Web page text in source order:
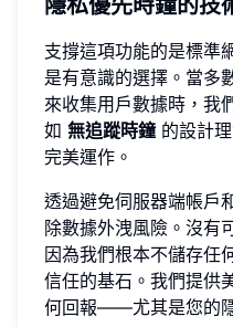
隱私優先時鐘的技
支撐這項功能的是標準
是有意識的選擇。當多
來收集用戶數據時，我
如 無追蹤時鐘的設計理
完美運作。
透過避免伺服器端帳戶
除數據外洩風險。沒有
因為我們根本不儲存任
信任的基石。我們提供
何回報——尤其是您的